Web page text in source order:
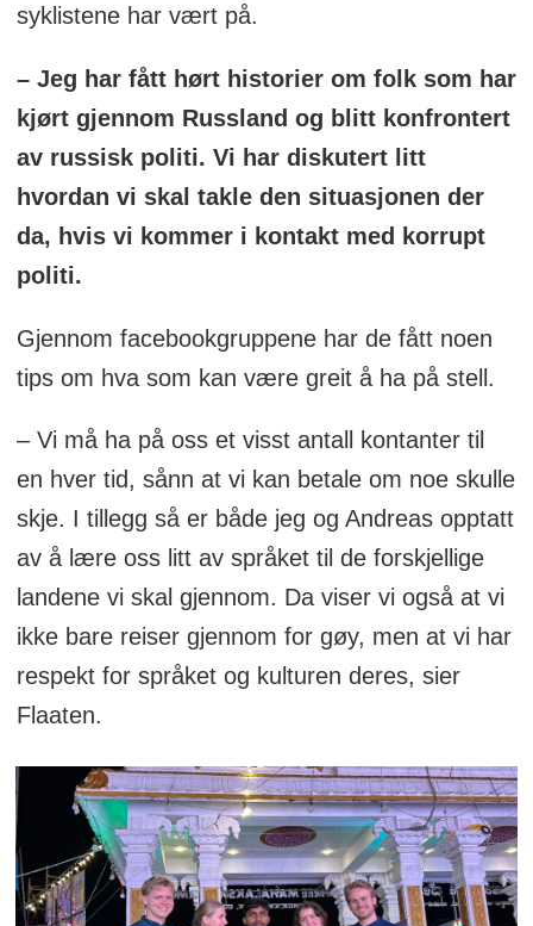
syklistene har vært på.
– Jeg har fått hørt historier om folk som har
kjørt gjennom Russland og blitt konfrontert
av russisk politi. Vi har diskutert litt
hvordan vi skal takle den situasjonen der
da, hvis vi kommer i kontakt med korrupt
politi.
Gjennom facebookgruppene har de fått noen
tips om hva som kan være greit å ha på stell.
– Vi må ha på oss et visst antall kontanter til
en hver tid, sånn at vi kan betale om noe skulle
skje. I tillegg så er både jeg og Andreas opptatt
av å lære oss litt av språket til de forskjellige
landene vi skal gjennom. Da viser vi også at vi
ikke bare reiser gjennom for gøy, men at vi har
respekt for språket og kulturen deres, sier
Flaaten.